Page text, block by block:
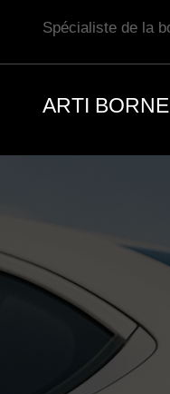
Spécialiste de la
ARTI